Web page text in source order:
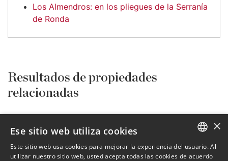
Los Almendros: en los pliegues de la Serranía
de Ronda
Resultados de propiedades
relacionadas
Promociones en Benahavis
ENGLISH
×
Ese sitio web utiliza cookies
Este sitio web usa cookies para mejorar la experiencia del usuario. Al
utilizar nuestro sitio web, usted acepta todas las cookies de acuerdo